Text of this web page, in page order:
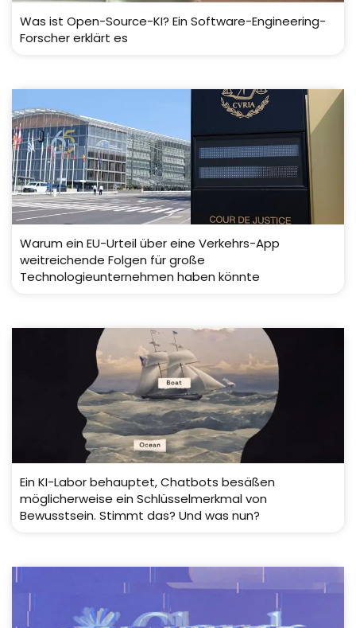
Was ist Open-Source-KI? Ein Software-Engineering-
Forscher erklärt es
Warum ein EU-Urteil über eine Verkehrs-App
weitreichende Folgen für große
Technologieunternehmen haben könnte
Ein KI-Labor behauptet, Chatbots besäßen
möglicherweise ein Schlüsselmerkmal von
Bewusstsein. Stimmt das? Und was nun?